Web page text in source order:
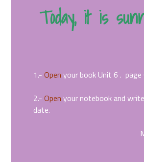
Today, it is
1.- Open your book Unit 6 .
2.- Open your notebook and
date.
Monday,